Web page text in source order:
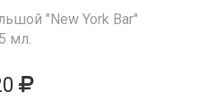
"New York Bar"
мл.